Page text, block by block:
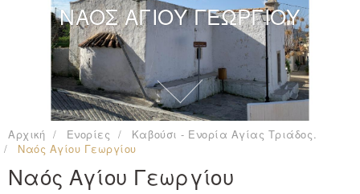
ΝΑΟΣ ΑΓΙΟΥ ΓΕΩΡΓΙΟΥ
Αρχική Ενορίες
Καβούσι - Ενορία Αγίας Τριάδος.
Ναός Αγίου Γεωργίου
Ναός Αγίου Γεωργίου